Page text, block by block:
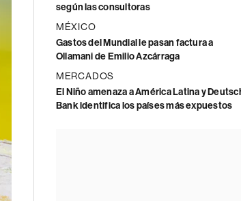
según las consultoras
MÉXICO
Gastos del Mundial le pasan factura a
Ollamani de Emilio Azcárraga
MERCADOS
El Niño amenaza a América Latina y
Bank identifica los países más expuestos